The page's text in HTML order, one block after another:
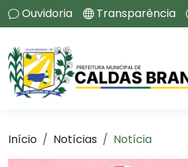
Ouvidoria Transparência
Início Notícias Notícia